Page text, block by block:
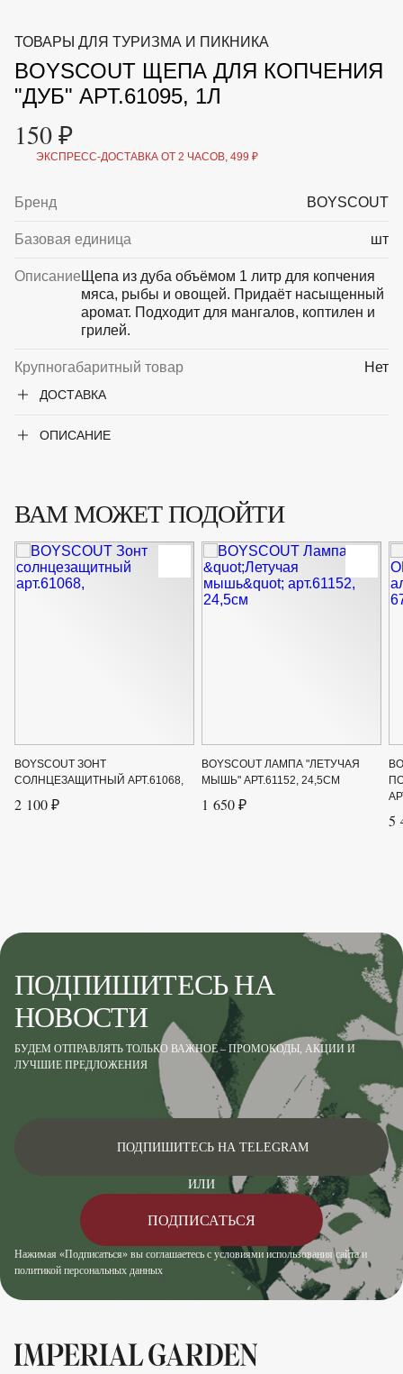
МАЛАЯ МЕХАНИЗАЦИЯ
ОТПУГИВАТЕЛИ ОТ ПТИЦ, НАСЕКОМЫХ И
ГРЫЗУНОВ
САДОВАЯ ОДЕЖДА И ОБУВЬ
САДОВЫЙ ИНСТРУМЕНТ
СРЕДСТВА ЗАЩИТЫ РАСТЕНИЙ И УДОБРЕНИЯ
ТОВАРЫ ДЛЯ БАНЬ И САУН
ТОВАРЫ И АПТЕКА ДЛЯ ПРУДА
Sale Новинки Акции
УХОД
+7 (495) 197 87
87
ТОВАРЫ ДЛЯ ТУРИЗМА И ПИКНИКА
BOYSCOUT ЩЕПА ДЛЯ КОПЧЕНИЯ
"ДУБ" АРТ.61095, 1Л
150 ₽
ЭКСПРЕСС-ДОСТАВКА ОТ 2 ЧАСОВ, 499 ₽
Бренд BOYSCOUT
Базовая единица шт
Описание Щепа из дуба объёмом 1 литр для копчения
мяса, рыбы и овощей. Придаёт насыщенный
аромат. Подходит для мангалов, коптилен и
грилей.
Крупногабаритный товар Нет
ДОСТАВКА
ОПИСАНИЕ
ВАМ МОЖЕТ ПОДОЙТИ
BOYSCOUT ЗОНТ
СОЛНЦЕЗАЩИТНЫЙ АРТ.61068,
2 100 ₽
BOYSCOUT ЛАМПА "ЛЕТУЧАЯ
МЫШЬ" АРТ.61152, 24,5СМ
1 650 ₽
5
ПОДПИШИТЕСЬ НА
НОВОСТИ
БУДЕМ ОТПРАВЛЯТЬ ТОЛЬКО ВАЖНОЕ – ПРОМОКОДЫ, АКЦИИ И
ЛУЧШИЕ ПРЕДЛОЖЕНИЯ
Нажимая «Подписаться» вы соглашаетесь с условиями использования сайта и
политикой персональных данных
ПОДПИШИТЕСЬ НА TELEGRAM
ИЛИ
ПОДПИСАТЬСЯ